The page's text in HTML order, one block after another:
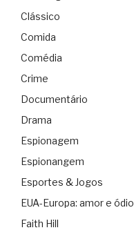
Clássico
Comida
Comédia
Crime
Documentário
Drama
Espionagem
Espionangem
Esportes & Jogos
EUA-Europa: amor e ódio
Faith Hill